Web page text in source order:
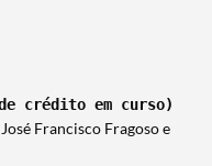
crédito em curso)
Francisco Fragoso e